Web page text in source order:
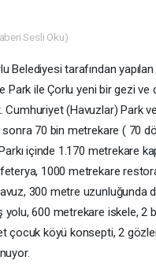
Sesli Oku)
Belediyesi tarafından yapılan
Park ile Çorlu yeni bir gezi ve
Cumhuriyet (Havuzlar) Park
sonra 70 bin metrekare ( 70
içinde 1.170 metrekare
1000 metrekare
300 metre uzunluğunda
600 metrekare iskele, 2
çocuk köyü konsepti, 2